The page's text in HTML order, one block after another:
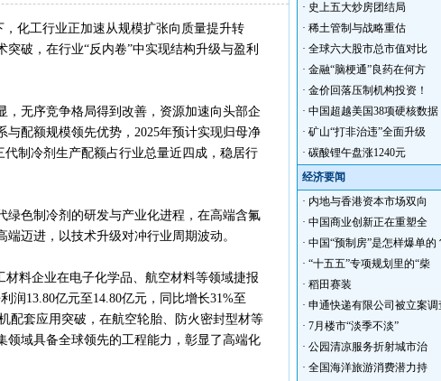
化工行业正加速从规模扩张向质量提升转
破，在行业“反内卷”中实现结构升级与盈利
，无序竞争格局得到改善，资源加速向头部企
配额规模领先优势，2025年预计实现归母净
代制冷剂生产配额占行业总量近四成，稳居行
绿色制冷剂的研发与产业化进程，在高端含氟
迈进，以技术升级对冲行业周期波动。
料企业在电子化学品、航空材料等领域捷报
润13.80亿元至14.80亿元，同比增长31%至
配套应用突破，在航空轮胎、防火密封型材等
领域具备全球领先的工程能力，彰显了高端化
· 史上五大炒房团结局
· 稀土管制与战略重估
· 全球六大股市总市值对比
· 金融“脑梗通”良药在何方
· 金价回落压制机构投资！
· 中国超越美国38项硬核数据
· 矿山“打非治违”全面升级
· 碳酸锂午盘涨1240元
经济要闻
· 内地与香港资本市场双向
· 中国商业创新正在重塑全
· 中国“预制房”是怎样爆单的
· “十五五”专项规划里的“柴
· 稻田赛装
· 申通快递有限公司被立案调
· 7月楼市“淡季不淡”
· 公园清凉服务折射城市治
· 全国海洋旅游消费潜力持